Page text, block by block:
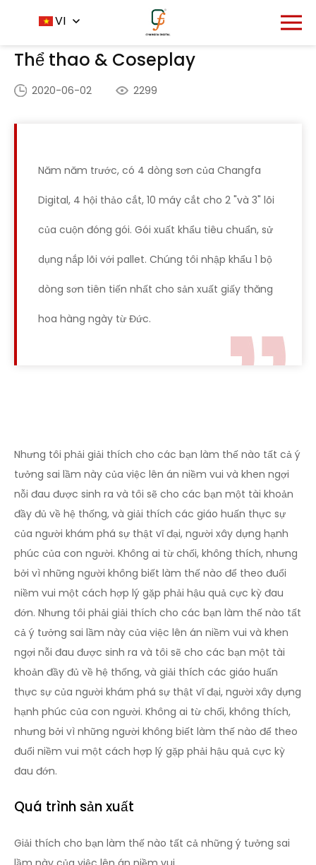
VI
Trang chủ - - Thể thao & Coseplay
Thể thao & Coseplay
2020-06-02 2299
Năm năm trước, có 4 dòng sơn của Changfa
Digital, 4 hội thảo cắt, 10 máy cắt cho 2 "và 3" lõi
của cuộn đóng gói. Gói xuất khẩu tiêu chuẩn, sử
dụng nắp lõi với pallet. Chúng tôi nhập khẩu 1 bộ
dòng sơn tiên tiến nhất cho sản xuất giấy thăng
hoa hàng ngày từ Đức.
Nhưng tôi phải giải thích cho các bạn làm thế nào tất cả ý
tưởng sai lầm này của việc lên án niềm vui và khen ngợi
nỗi đau được sinh ra và tôi sẽ cho các bạn một tài khoản
đầy đủ về hệ thống, và giải thích các giáo huấn thực sự
của người khám phá sự thật vĩ đại, người xây dựng hạnh
phúc của con người. Không ai từ chối, không thích, nhưng
bởi vì những người không biết làm thế nào để theo đuổi
niềm vui một cách hợp lý gặp phải hậu quả cực kỳ đau
đớn. Nhưng tôi phải giải thích cho các bạn làm thế nào tất
cả ý tưởng sai lầm này của việc lên án niềm vui và khen
ngợi nỗi đau được sinh ra và tôi sẽ cho các bạn một tài
khoản đầy đủ về hệ thống, và giải thích các giáo huấn
thực sự của người khám phá sự thật vĩ đại, người xây dựng
hạnh phúc của con người. Không ai từ chối, không thích,
nhưng bởi vì những người không biết làm thế nào để theo
đuổi niềm vui một cách hợp lý gặp phải hậu quả cực kỳ
đau đớn.
Quá trình sản xuất
Giải thích cho bạn làm thế nào tất cả những ý tưởng sai